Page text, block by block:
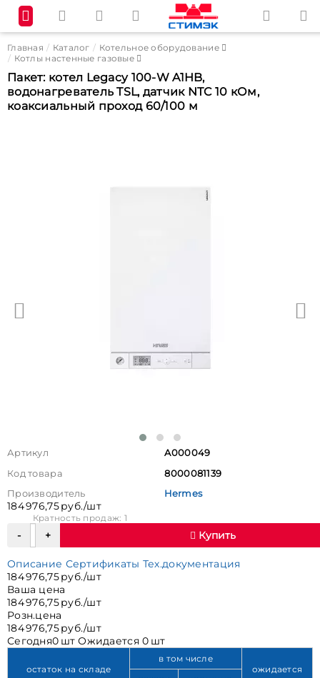
Главная Каталог
Котельное оборудование
Котлы настенные газовые
Пакет: котел Legacy 100-W A1HB,
водонагреватель TSL, датчик NTC 10 кОм,
коаксиальный проход 60/100 м
Артикул
A000049
Код товара
8000081139
Производитель
Hermes
184 976,75 руб./шт
Кратность продаж: 1
Купить
Описание Сертификаты Тех.документация
184 976,75 руб./шт
Ваша цена
184 976,75 руб./шт
Розн.цена
184 976,75 руб./шт
Сегодня0 шт Ожидается 0 шт
остаток на складе
в том числе
ожидается